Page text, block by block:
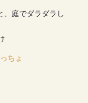
、庭でダラダラし
ちょ